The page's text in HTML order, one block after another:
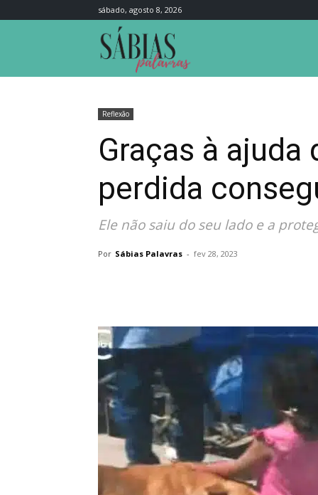
sábado, agosto 8, 2026
Reflexão
Graças à
perdida
Ele não saiu do seu lado e a
Por Sábias Palavras - fev 28, 2023